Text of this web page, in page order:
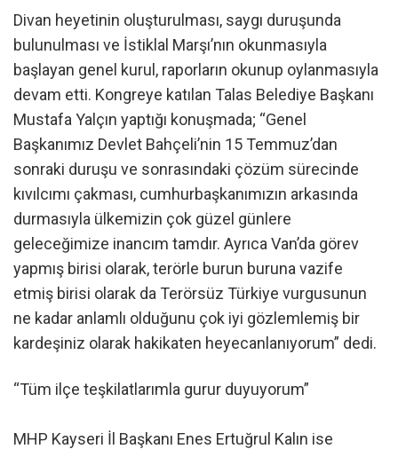
Divan heyetinin oluşturulması, saygı duruşunda
bulunulması ve İstiklal Marşı’nın okunmasıyla
başlayan genel kurul, raporların okunup oylanmasıyla
devam etti. Kongreye katılan Talas Belediye Başkanı
Mustafa Yalçın yaptığı konuşmada; “Genel
Başkanımız Devlet Bahçeli’nin 15 Temmuz’dan
sonraki duruşu ve sonrasındaki çözüm sürecinde
kıvılcımı çakması, cumhurbaşkanımızın arkasında
durmasıyla ülkemizin çok güzel günlere
geleceğimize inancım tamdır. Ayrıca Van’da görev
yapmış birisi olarak, terörle burun buruna vazife
etmiş birisi olarak da Terörsüz Türkiye vurgusunun
ne kadar anlamlı olduğunu çok iyi gözlemlemiş bir
kardeşiniz olarak hakikaten heyecanlanıyorum” dedi.
“Tüm ilçe teşkilatlarımla gurur duyuyorum”
MHP Kayseri İl Başkanı Enes Ertuğrul Kalın ise